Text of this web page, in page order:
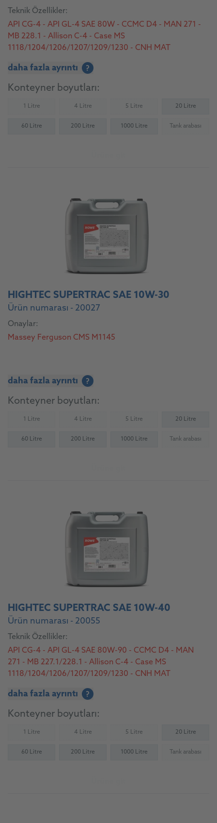
Teknik Özellikler:
API CG-4 - API GL-4 SAE 80W - CCMC D4 - MAN 271 -
MB 228.1 - Allison C-4 - Case MS
1118/1204/1206/1207/1209/1230 - CNH MAT
M2C48-C3/M2C-86 B/C/M2C134-D/M2C159 B/C -
John Deere J20C/J20D - New Holland 82009201/2/3 -
Massey Ferguson CMS 1145 (überdeckt/covers M
1135/1139/1143/1144) - Sperry Vickers/Eaton
Hydrostatic Trans Fluid - ZF TE-ML 06A/B/C/F/R,
daha fazla ayrıntı ?
Konteyner boyutları:
1 Litre(Not available) 4 Litre(Not available) 5 Litre(Not available) 20 Litre
60 Litre 200 Litre 1000 Litre Tank arabası
(Not
HIGHTEC SUPERTRAC SAE 10W-30
Ürün numarası - 20027
Onaylar:
Massey Ferguson CMS M1145
daha fazla ayrıntı ?
Konteyner boyutları:
1 Litre(Not available) 4 Litre(Not available) 5 Litre(Not available) 20 Litre
60 Litre 200 Litre 1000 Litre Tank arabası
(Not
HIGHTEC SUPERTRAC SAE 10W-40
Ürün numarası - 20055
Teknik Özellikler:
API CG-4 - API GL-4 SAE 80W-90 - CCMC D4 - MAN
271 - MB 227.1/228.1 - Allison C-4 - Case MS
1118/1204/1206/1207/1209/1230 - CNH MAT
M2C48-C3/M2C-86 B/C/M2C134-D/M2C159 B/C -
John Deere J20C/J20D - New Holland 82009201/2/3 -
Massey Ferguson CMS 1145 (überdeckt/covers M
1135/1139/1143/1144) - Sperry Vickers/Eaton
Hydrostatic Trans Fluid - ZF TE-ML 06A/B/C/F/R,
daha fazla ayrıntı ?
Konteyner boyutları:
1 Litre(Not available) 4 Litre(Not available) 5 Litre(Not available) 20 Litre
60 Litre 200 Litre 1000 Litre Tank arabası
(Not